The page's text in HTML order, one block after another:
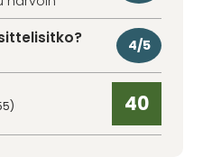
4/5
40